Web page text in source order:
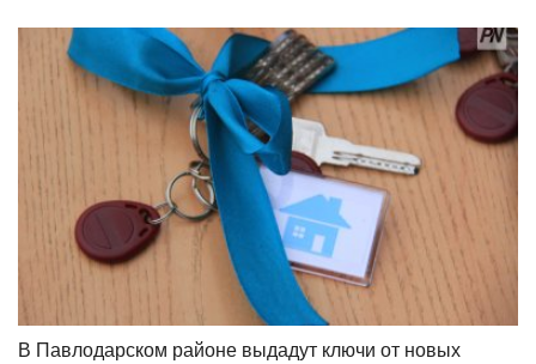
В Павлодарском районе выдадут ключи от новых